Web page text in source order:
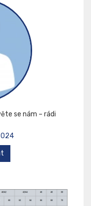
se nám – rádi